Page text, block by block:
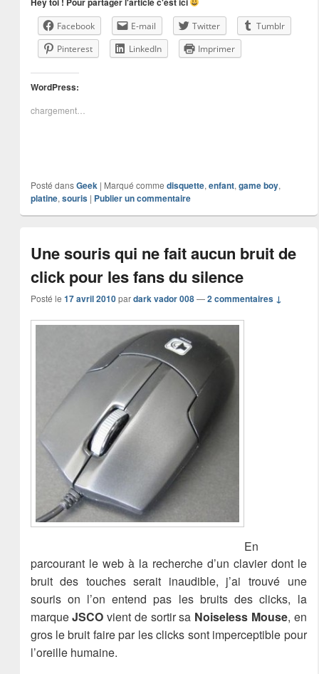
Facebook E-mail Twitter
Tumblr
Pinterest
LinkedIn Imprimer
WordPress:
chargement…
Posté dans Geek | Marqué comme disquette, enfant, game boy,
platine, souris | Publier un commentaire
Une souris qui ne fait aucun bruit de
click pour les fans du silence
Posté le 17 avril 2010 pardark vador 008 —2 commentaires ↓
En
parcourant le web à la recherche d’un clavier dont le
bruit des touches serait inaudible, j’ai trouvé une
souris on l’on entend pas les bruits des clicks, la
marqueJSCO vient de sortir sa Noiseless Mouse, en
gros le bruit faire par les clicks sont imperceptible pour
l’oreille humaine.